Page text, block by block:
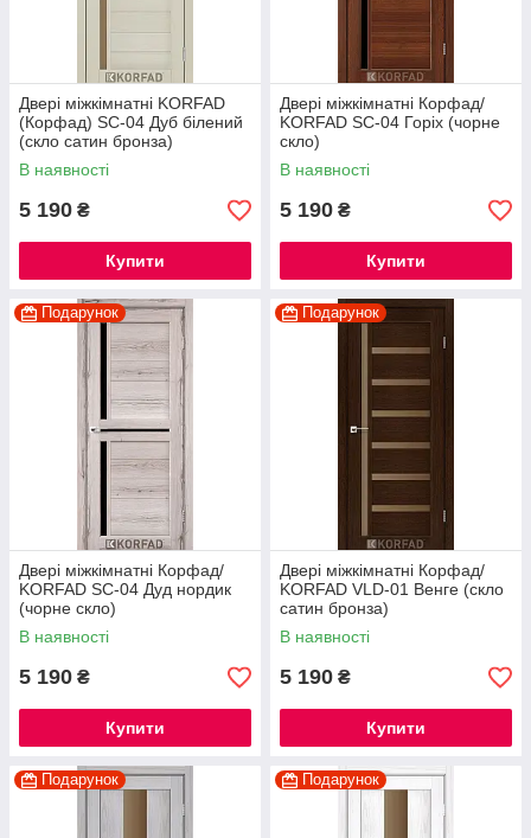
Двері міжкімнатні KORFAD
(Корфад) SC-04 Дуб білений
(скло сатин бронза)
В наявності
5 190 ₴
Купити
Двері міжкімнатні Корфад/
KORFAD SC-04 Горіх (чорне
скло)
В наявності
5 190 ₴
Купити
Подарунок
Двері міжкімнатні Корфад/
KORFAD SC-04 Дуд нордик
(чорне скло)
В наявності
5 190 ₴
Купити
Подарунок
Двері міжкімнатні Корфад/
KORFAD VLD-01 Венге (скло
сатин бронза)
В наявності
5 190 ₴
Купити
Подарунок Подарунок